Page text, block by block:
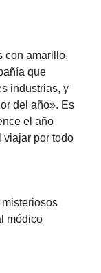
con amarillo.
que
industrias, y
del año». Es
el año
viajar por todo
módico